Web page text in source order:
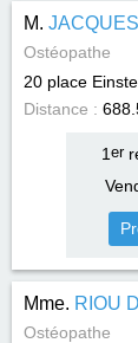
M.
Ostéopathe
20 place
Distance :
1 er
Mme. RIOU
Ostéopathe